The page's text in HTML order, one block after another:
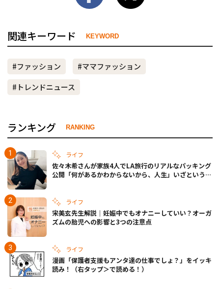
関連キーワード KEYWORD
#ファッション
#ママファッション
#トレンドニュース
ランキング RANKING
ライフ
佐々木希さんが家族4人でLA旅行のリアルなパッキング
公開「何があるかわからないから、人生」いざというと
ライフ
宋美玄先生解説｜妊娠中でもオナニーしていい？オーガ
ズムの胎児への影響と3つの注意点
ライフ
漫画「保護者支援もアンタ達の仕事でしょ？」をイッキ
読み！（右タップ＞で読める！）